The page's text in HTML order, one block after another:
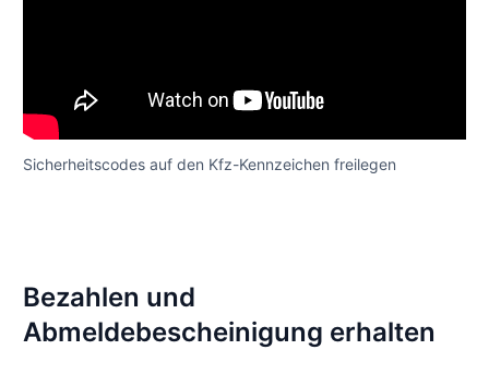
Sicherheitscodes auf den Kfz-Kennzeichen freilegen
Bezahlen und
Abmeldebescheinigung erhalten